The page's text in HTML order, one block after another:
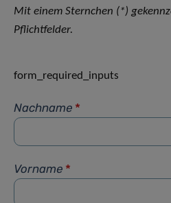
Mit einem Sternchen (*)
Pflichtfelder.
form_required_inputs
Nachname *
Vorname *